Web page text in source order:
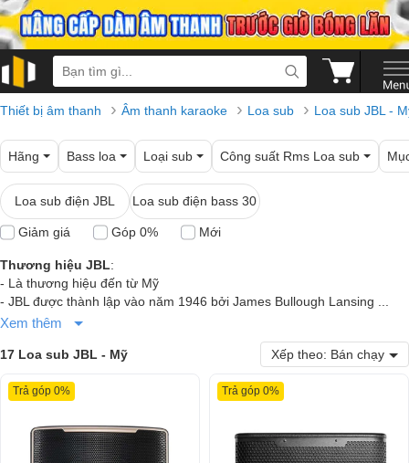
Thiết bị âm thanh › Âm thanh karaoke › Loa sub › Loa sub JBL -
Hãng Bass loa Loại sub Công suất Rms Loa sub
Loa sub điện JBL Loa sub điện bass 30
Giảm giá Góp 0% Mới
Thương hiệu JBL:
- Là thương hiệu đến từ Mỹ
- JBL được thành lập vào năm 1946 bởi James Bullough Lansing ...
Xem thêm
17 Loa sub JBL - Mỹ Xếp theo: Bán chạy
Trả góp 0% Trả góp 0%